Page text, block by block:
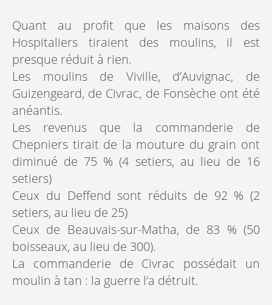
Quant au profit que les maisons des
Hospitaliers tiraient des moulins, il est
presque réduit à rien.
Les moulins de Viville, d’Auvignac, de
Guizengeard, de Civrac, de Fonsèche ont été
anéantis.
Les revenus que la commanderie de
Chepniers tirait de la mouture du grain ont
diminué de 75 % (4 setiers, au lieu de 16
setiers)
Ceux du Deffend sont réduits de 92 % (2
setiers, au lieu de 25)
Ceux de Beauvais-sur-Matha, de 83 % (50
boisseaux, au lieu de 300).
La commanderie de Civrac possédait un
moulin à tan : la guerre l’a détruit.